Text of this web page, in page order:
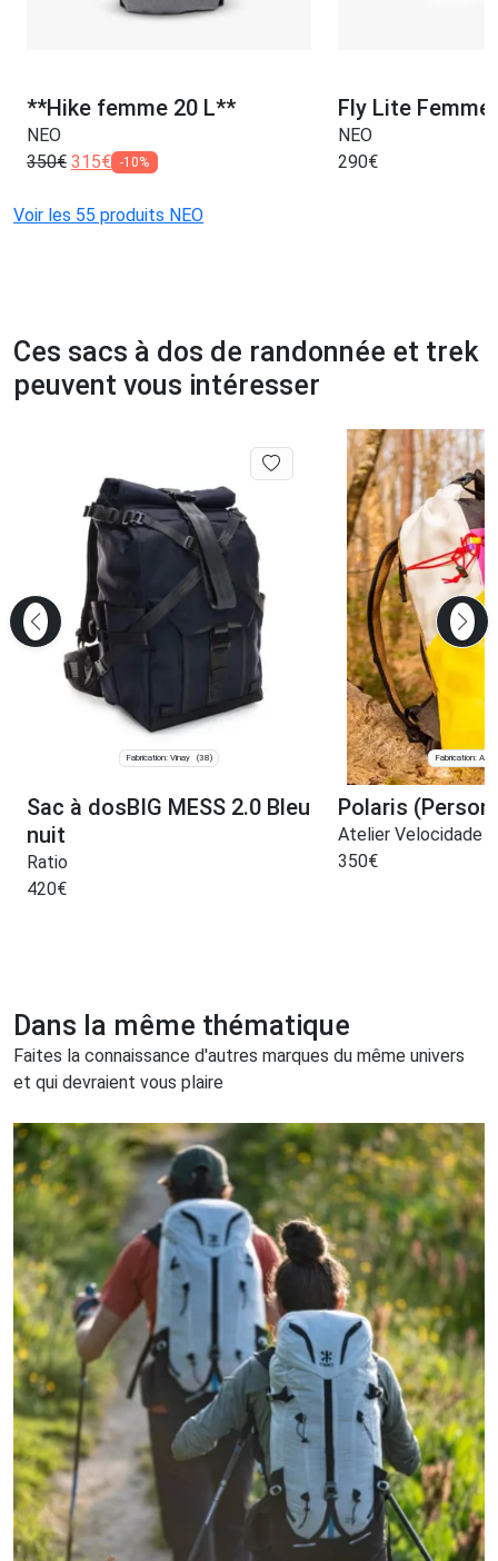
**Hike femme 20 L**
NEO
350€ 315€ -10%
Fly Lite Femme
NEO
290€
Voir les 55 produits NEO
Ces sacs à dos de randonnée et trek
peuvent vous intéresser
Fabrication: Vinay (38)
Sac à dosBIG MESS 2.0 Bleu
nuit
Ratio
420€
Fabrication:
Polaris
Atelier Velocidade
350€
Dans la même thématique
Faites la connaissance d'autres marques du même univers
et qui devraient vous plaire